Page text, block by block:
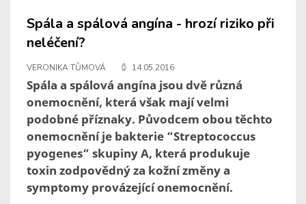
Spála a spálová angína - hrozí riziko při
neléčení?
VERONIKA TŮMOVÁ 14.05.2016
Spála a spálová angína jsou dvě různá
onemocnění, která však mají velmi
podobné příznaky. Původcem obou těchto
onemocnění je bakterie “Streptococcus
pyogenes“ skupiny A, která produkuje
toxin zodpovědný za kožní změny a
symptomy provázející onemocnění.